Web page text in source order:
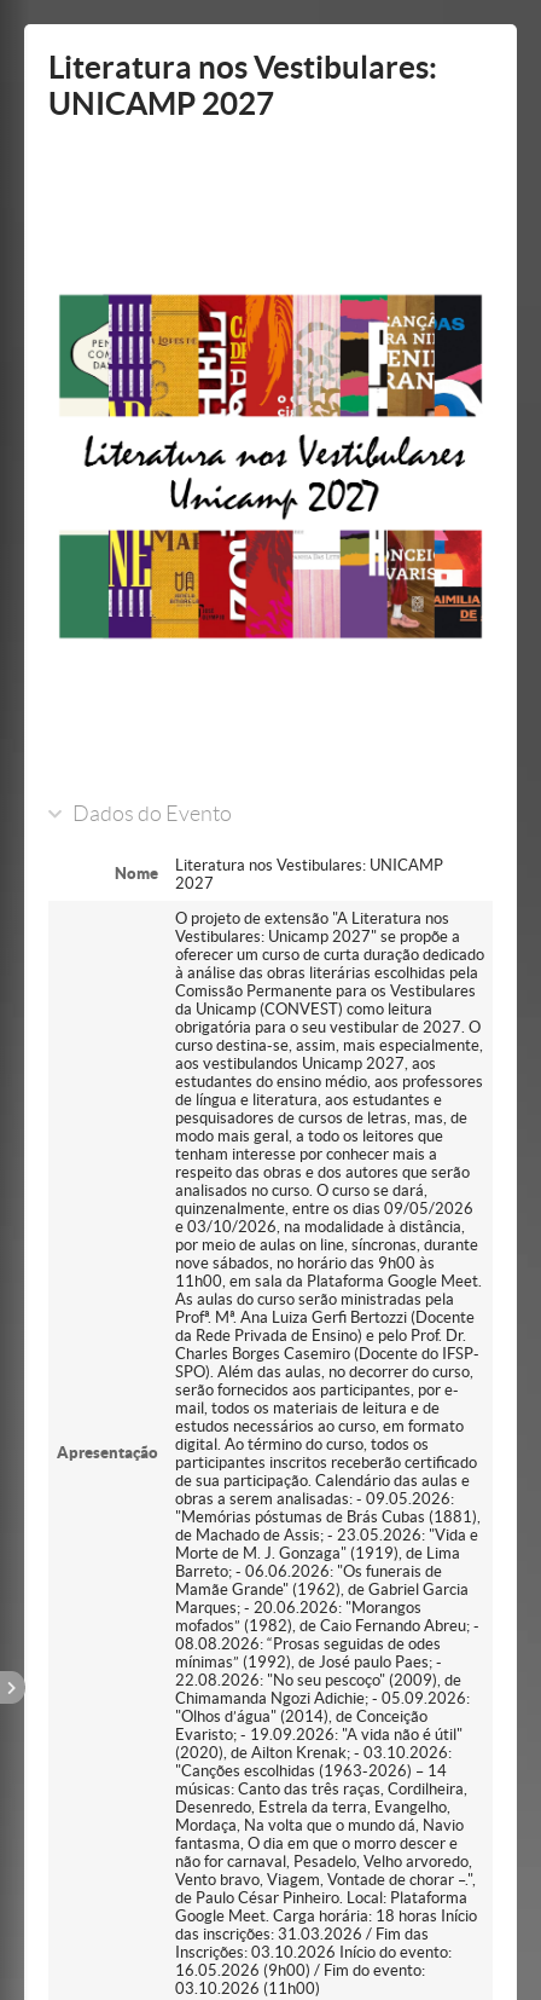
barra
Literatura nos Vestibulares:
UNICAMP 2027
Dados do Evento
Nome
Literatura nos Vestibulares: UNICAMP
2027
Apresentação
O projeto de extensão "A Literatura nos
Vestibulares: Unicamp 2027" se propõe a
oferecer um curso de curta duração dedicado
à análise das obras literárias escolhidas pela
Comissão Permanente para os Vestibulares
da Unicamp (CONVEST) como leitura
obrigatória para o seu vestibular de 2027. O
curso destina-se, assim, mais especialmente,
aos vestibulandos Unicamp 2027, aos
estudantes do ensino médio, aos professores
de língua e literatura, aos estudantes e
pesquisadores de cursos de letras, mas, de
modo mais geral, a todo os leitores que
tenham interesse por conhecer mais a
respeito das obras e dos autores que serão
analisados no curso. O curso se dará,
quinzenalmente, entre os dias 09/05/2026
e 03/10/2026, na modalidade à distância,
por meio de aulas on line, síncronas, durante
nove sábados, no horário das 9h00 às
11h00, em sala da Plataforma Google Meet.
As aulas do curso serão ministradas pela
Profª. Mª. Ana Luiza Gerfi Bertozzi (Docente
da Rede Privada de Ensino) e pelo Prof. Dr.
Charles Borges Casemiro (Docente do IFSP-
SPO). Além das aulas, no decorrer do curso,
serão fornecidos aos participantes, por e-
mail, todos os materiais de leitura e de
estudos necessários ao curso, em formato
digital. Ao término do curso, todos os
participantes inscritos receberão certificado
de sua participação. Calendário das aulas e
obras a serem analisadas: - 09.05.2026:
"Memórias póstumas de Brás Cubas (1881),
de Machado de Assis; - 23.05.2026: "Vida e
Morte de M. J. Gonzaga" (1919), de Lima
Barreto; - 06.06.2026: "Os funerais de
Mamãe Grande" (1962), de Gabriel Garcia
Marques; - 20.06.2026: "Morangos
mofados” (1982), de Caio Fernando Abreu; -
08.08.2026: “Prosas seguidas de odes
mínimas” (1992), de José paulo Paes; -
22.08.2026: "No seu pescoço" (2009), de
Chimamanda Ngozi Adichie; - 05.09.2026:
"Olhos d’água" (2014), de Conceição
Evaristo; - 19.09.2026: "A vida não é útil"
(2020), de Ailton Krenak; - 03.10.2026:
"Canções escolhidas (1963-2026) – 14
músicas: Canto das três raças, Cordilheira,
Desenredo, Estrela da terra, Evangelho,
Mordaça, Na volta que o mundo dá, Navio
fantasma, O dia em que o morro descer e
não for carnaval, Pesadelo, Velho arvoredo,
Vento bravo, Viagem, Vontade de chorar –.",
de Paulo César Pinheiro. Local: Plataforma
Google Meet. Carga horária: 18 horas Início
das inscrições: 31.03.2026 / Fim das
Inscrições: 03.10.2026 Início do evento:
16.05.2026 (9h00) / Fim do evento:
03.10.2026 (11h00)